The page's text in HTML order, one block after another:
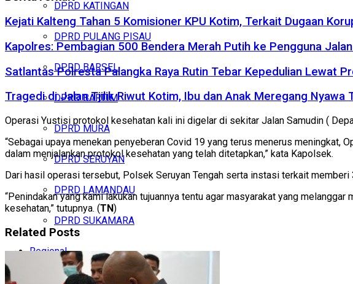
DPRD KATINGAN
DPRD PULANG PISAU
DPRD BARSEL
DPRD BARTIM
DPRD MURA
DPRD SERUYAN
DPRD LAMANDAU
DPRD SUKAMARA
Regional
Kejati Kalteng Tahan 5 Komisioner KPU Kotim, Terkait Dugaan
Kapolres: Pembagian 500 Bendera Merah Putih ke Pengguna
Satlantas Polresta Palangka Raya Rutin Tebar Kepedulian Lewat
Tragedi di Jalan Tjilik Riwut Kotim, Ibu dan Anak Meregang Nyawa
Operasi Yustisi protokol kesehatan kali ini digelar di sekitar Jalan Samudin (
“Sebagai upaya menekan penyeberan Covid 19 yang terus menerus
dalam menjalankan protokol kesehatan yang telah ditetapkan,” kata Kapolsek.
Dari hasil operasi tersebut, Polsek Seruyan Tengah serta instasi terkait
“Penindakan yang kami lakukan tujuannya tentu agar masyarakat yang
kesehatan,” tutupnya. (TN)
Related Posts